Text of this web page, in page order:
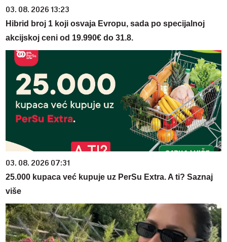
03. 08. 2026 13:23
Hibrid broj 1 koji osvaja Evropu, sada po specijalnoj
akcijskoj ceni od 19.990€ do 31.8.
03. 08. 2026 07:31
25.000 kupaca već kupuje uz PerSu Extra. A ti? Saznaj
više